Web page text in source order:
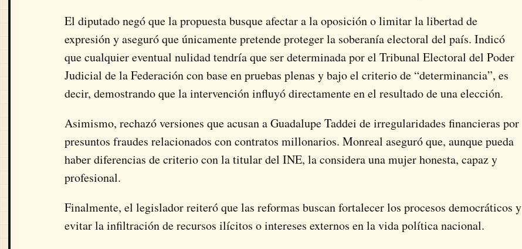
El diputado negó que la propuesta busque afectar a la oposición o limitar la libertad de
expresión y aseguró que únicamente pretende proteger la soberanía electoral del país. Indicó
que cualquier eventual nulidad tendría que ser determinada por el Tribunal Electoral del Poder
Judicial de la Federación con base en pruebas plenas y bajo el criterio de “determinancia”, es
decir, demostrando que la intervención influyó directamente en el resultado de una elección.
Asimismo, rechazó versiones que acusan a Guadalupe Taddei de irregularidades financieras por
presuntos fraudes relacionados con contratos millonarios. Monreal aseguró que, aunque pueda
haber diferencias de criterio con la titular del INE, la considera una mujer honesta, capaz y
profesional.
Finalmente, el legislador reiteró que las reformas buscan fortalecer los procesos democráticos y
evitar la infiltración de recursos ilícitos o intereses externos en la vida política nacional.